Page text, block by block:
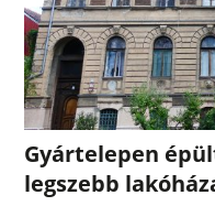
Gyártelepen
legszebb